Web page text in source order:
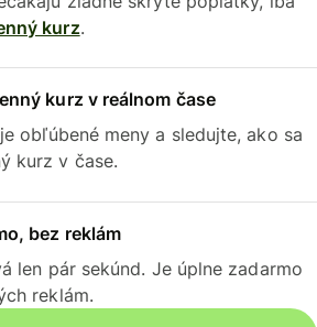
kurz.
kurz v reálnom čase
obľúbené meny a sledujte, ako sa
kurz v čase.
bez reklám
len pár sekúnd. Je úplne zadarmo
reklám.